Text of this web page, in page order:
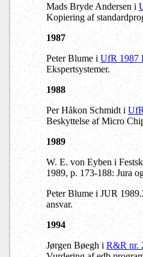
Mads Bryde Andersen i
Kopiering af
1987
Peter Blume i UfR 1987
Ekspertsystemer.
1988
Per Håkon Schmidt i
Beskyttelse af Micro
1989
W. E. von Eyben i
1989, p. 173-188: Jura
Peter Blume i JUR
ansvar.
1994
Jørgen Bøegh iR&R nr.